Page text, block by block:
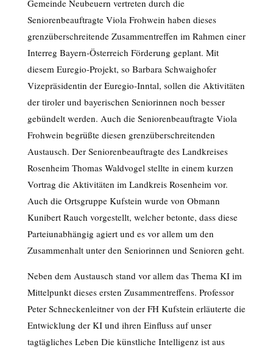
Gemeinde Neubeuern vertreten durch die
Seniorenbeauftragte Viola Frohwein haben dieses
grenzüberschreitende Zusammentreffen im Rahmen einer
Interreg Bayern-Österreich Förderung geplant. Mit
diesem Euregio-Projekt, so Barbara Schwaighofer
Vizepräsidentin der Euregio-Inntal, sollen die Aktivitäten
der tiroler und bayerischen Seniorinnen noch besser
gebündelt werden. Auch die Seniorenbeauftragte Viola
Frohwein begrüßte diesen grenzüberschreitenden
Austausch. Der Seniorenbeauftragte des Landkreises
Rosenheim Thomas Waldvogel stellte in einem kurzen
Vortrag die Aktivitäten im Landkreis Rosenheim vor.
Auch die Ortsgruppe Kufstein wurde von Obmann
Kunibert Rauch vorgestellt, welcher betonte, dass diese
Parteiunabhängig agiert und es vor allem um den
Zusammenhalt unter den Seniorinnen und Senioren geht.
Neben dem Austausch stand vor allem das Thema KI im
Mittelpunkt dieses ersten Zusammentreffens. Professor
Peter Schneckenleitner von der FH Kufstein erläuterte die
Entwicklung der KI und ihren Einfluss auf unser
tagtägliches Leben Die künstliche Intelligenz ist aus